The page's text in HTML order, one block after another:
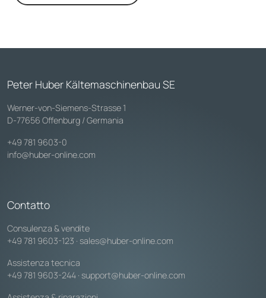
Peter Huber Kältemaschinenbau SE
Werner-von-Siemens-Strasse 1
D-77656 Offenburg / Germania
+49 781 9603-0
info@huber-online.com
Contatto
Consulenza & vendite
+49 781 9603-123 · sales@huber-online.com
Assistenza tecnica
+49 781 9603-244 · support@huber-online.com